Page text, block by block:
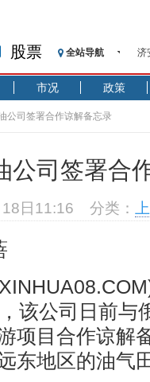
股票 全站导航
济
【
基
市况 政策
公司签署合作谅解备忘录
公司签署合
日11:16 分类：
该公司日前与
项目合作谅解
东地区的油气